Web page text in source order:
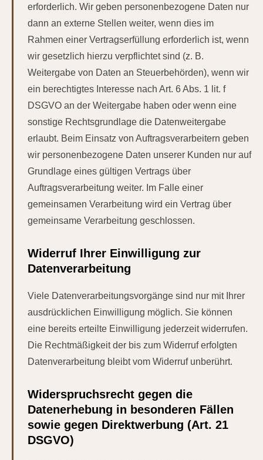
erforderlich. Wir geben personenbezogene Daten nur
dann an externe Stellen weiter, wenn dies im
Rahmen einer Vertragserfüllung erforderlich ist, wenn
wir gesetzlich hierzu verpflichtet sind (z. B.
Weitergabe von Daten an Steuerbehörden), wenn wir
ein berechtigtes Interesse nach Art. 6 Abs. 1 lit. f
DSGVO an der Weitergabe haben oder wenn eine
sonstige Rechtsgrundlage die Datenweitergabe
erlaubt. Beim Einsatz von Auftragsverarbeitern geben
wir personenbezogene Daten unserer Kunden nur auf
Grundlage eines gültigen Vertrags über
Auftragsverarbeitung weiter. Im Falle einer
gemeinsamen Verarbeitung wird ein Vertrag über
gemeinsame Verarbeitung geschlossen.
Widerruf Ihrer Einwilligung zur
Datenverarbeitung
Viele Datenverarbeitungsvorgänge sind nur mit Ihrer
ausdrücklichen Einwilligung möglich. Sie können
eine bereits erteilte Einwilligung jederzeit widerrufen.
Die Rechtmäßigkeit der bis zum Widerruf erfolgten
Datenverarbeitung bleibt vom Widerruf unberührt.
Widerspruchsrecht gegen die
Datenerhebung in besonderen Fällen
sowie gegen Direktwerbung (Art. 21
DSGVO)